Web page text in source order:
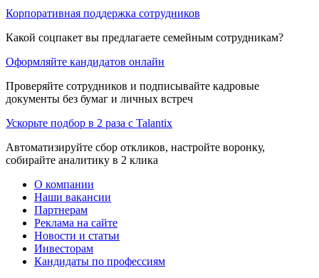
Корпоративная поддержка сотрудников
Какой соцпакет вы предлагаете семейным сотрудникам?
Оформляйте кандидатов онлайн
Проверяйте сотрудников и подписывайте кадровые
документы без бумаг и личных встреч
Ускорьте подбор в 2 раза с Talantix
Автоматизируйте сбор откликов, настройте воронку,
собирайте аналитику в 2 клика
О компании
Наши вакансии
Партнерам
Реклама на сайте
Новости и статьи
Инвесторам
Кандидаты по профессиям